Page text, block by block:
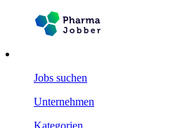
Jobs suchen
Unternehmen
Kategorien